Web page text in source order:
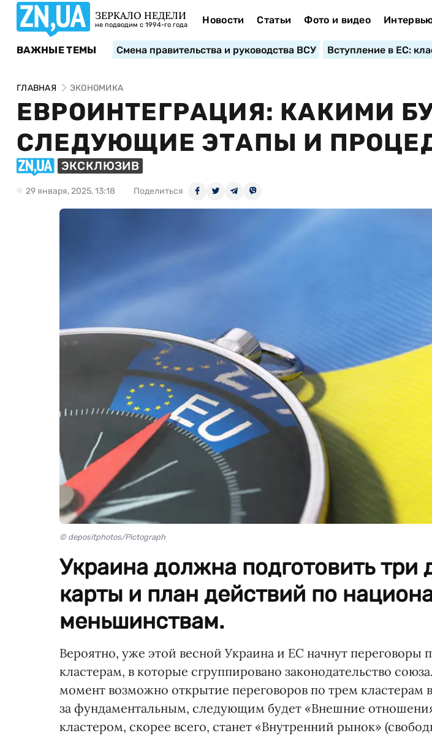
ЗЕРКАЛО НЕДЕЛИ
не подводим с 1994-го года Новости Статьи Фото и видео
ВАЖНЫЕ ТЕМЫ Смена правительства и руководства ВСУ Вступление в ЕС:
ГЛАВНАЯ ЭКОНОМИКА
ЕВРОИНТЕГРАЦИЯ: КАКИМИ
СЛЕДУЮЩИЕ ЭТАПЫ И
ЭКСКЛЮЗИВ
29 января, 2025, 13:18 Поделиться
© depositphotos/Pictograph
Украина должна подготовить
карты и план действий по
меньшинствам.
Вероятно, уже этой весной Украина и ЕС начнут переговоры
кластерам, в которые сгруппировано законодательство
момент возможно открытие переговоров по трем кластерам
за фундаментальным, следующим будет «Внешние
кластером, скорее всего, станет «Внутренний рынок»